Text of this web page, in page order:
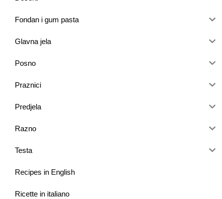
Fondan i gum pasta
Glavna jela
Posno
Praznici
Predjela
Razno
Testa
Recipes in English
Ricette in italiano